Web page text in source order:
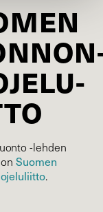
-lehden
onSuomen
.